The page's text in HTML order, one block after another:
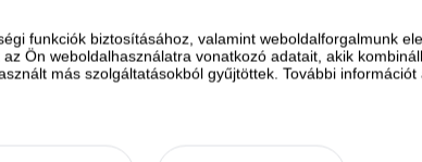
funkciók biztosításához, valamint weboldalforgalmunk
Ön weboldalhasználatra vonatkozó adatait, akik
más szolgáltatásokból gyűjtöttek. További információt
szulfát monohidrát 44mg; vas-karbonát 60mg;
12%, nyers rost 3,00%, nyers hamu 8,50%.